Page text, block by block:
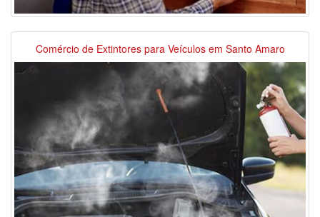
Comércio de Extintores para Veículos em Santo Amaro